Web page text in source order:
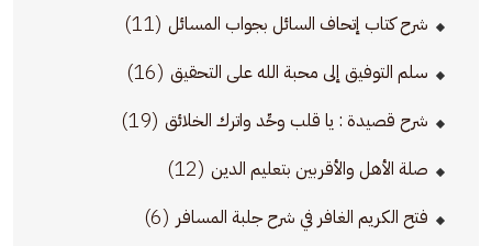
شرح كتاب إتحاف السائل بجواب المسائل (11)
سلم التوفيق إلى محبة الله على التحقيق (16)
شرح قصيدة : يا قلب وحِّد واترك الخلائق (19)
صلة الأهل والأقربين بتعليم الدين (12)
فتح الكريم الغافر في شرح جلبة المسافر (6)